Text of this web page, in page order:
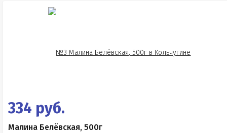
334 руб.
Малина Белёвская, 500г